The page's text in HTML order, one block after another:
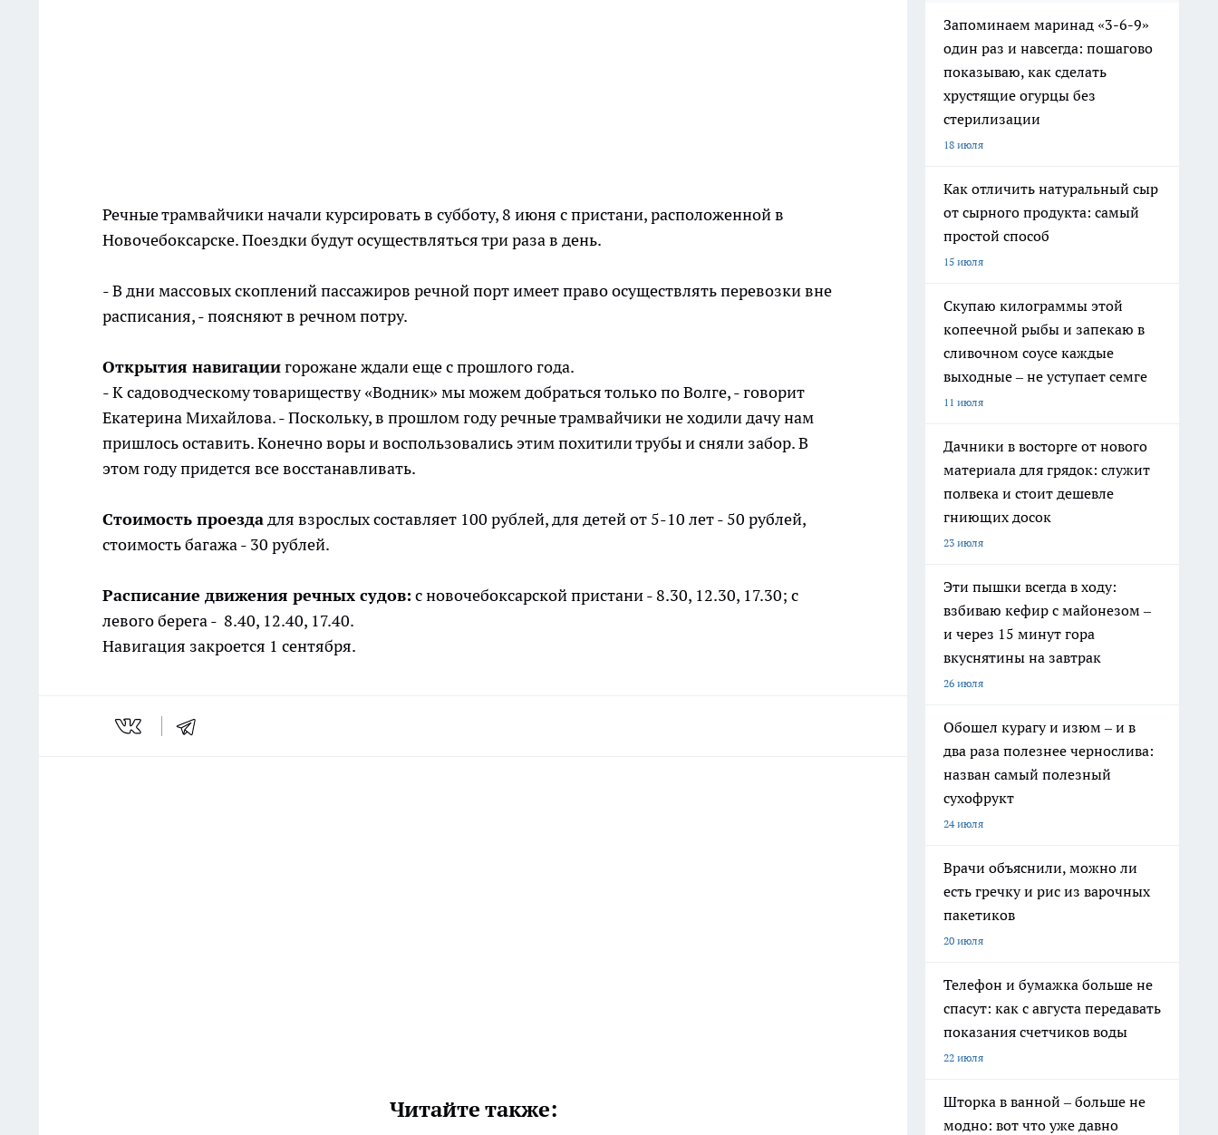
Речные трамвайчики начали курсировать в субботу, 8 июня с пристани, расположенной в
Новочебоксарске. Поездки будут осуществляться три раза в день.
- В дни массовых скоплений пассажиров речной порт имеет право осуществлять перевозки вне
расписания, - поясняют в речном потру.
Открытия навигациигорожане ждали еще с прошлого года.
- К садоводческому товариществу «Водник» мы можем добраться только по Волге, - говорит
Екатерина Михайлова. - Поскольку, в прошлом году речные трамвайчики не ходили дачу нам
пришлось оставить. Конечно воры и воспользовались этим похитили трубы и сняли забор. В
этом году придется все восстанавливать.
Стоимость проездадля взрослых составляет 100 рублей, для детей от 5-10 лет - 50 рублей,
стоимость багажа - 30 рублей.
Расписание движения речных судов: с новочебоксарской пристани - 8.30, 12.30, 17.30; с
левого берега - 8.40, 12.40, 17.40.
Навигация закроется 1 сентября.
Читайте также:
Запоминаем маринад «3-6-9»
один раз и навсегда: пошагово
показываю, как сделать
хрустящие огурцы без
стерилизации
18 июля
Как отличить натуральный сыр
от сырного продукта: самый
простой способ
15 июля
Скупаю килограммы этой
копеечной рыбы и запекаю в
сливочном соусе каждые
выходные – не уступает семге
11 июля
Дачники в восторге от нового
материала для грядок: служит
полвека и стоит дешевле
гниющих досок
23 июля
Эти пышки всегда в ходу:
взбиваю кефир с майонезом –
и через 15 минут гора
вкуснятины на завтрак
26 июля
Обошел курагу и изюм – и в
два раза полезнее чернослива:
назван самый полезный
сухофрукт
24 июля
Врачи объяснили, можно ли
есть гречку и рис из варочных
пакетиков
20 июля
Телефон и бумажка больше не
спасут: как с августа передавать
показания счетчиков воды
22 июля
Шторка в ванной – больше не
модно: вот что уже давно